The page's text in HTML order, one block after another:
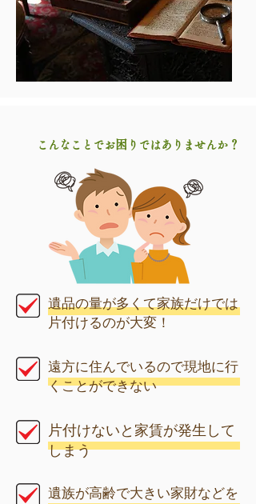
遺品の量が多くて家族だけでは
片付けるのが大変！
遠方に住んでいるので現地に行
くことができない
片付けないと家賃が発生して
しまう
遺族が高齢で大きい家財などを
こんなことでお 困 りではありませんか ？